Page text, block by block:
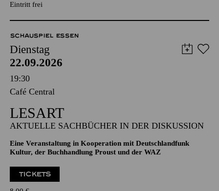
Eintritt frei
SCHAUSPIEL ESSEN
Dienstag
22.09.2026
19:30
Café Central
LESART
AKTUELLE SACHBÜCHER IN DER DISKUSSION
Eine Veranstaltung in Kooperation mit Deutschlandfunk
Kultur, der Buchhandlung Proust und der WAZ
TICKETS